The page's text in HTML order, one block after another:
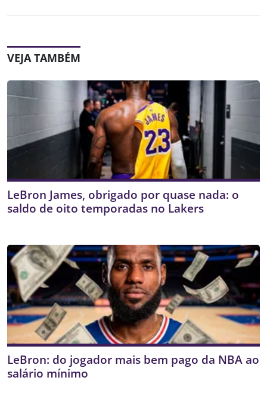
VEJA TAMBÉM
LeBron James, obrigado por quase nada: o
saldo de oito temporadas no Lakers
LeBron: do jogador mais bem pago da NBA ao
salário mínimo